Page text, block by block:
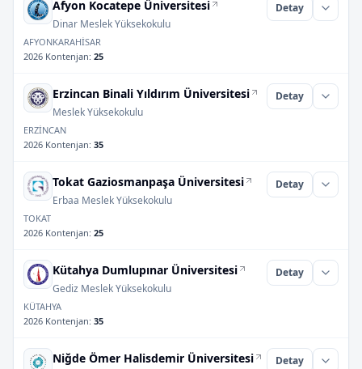
Afyon Kocatepe Üniversitesi
Dinar Meslek Yüksekokulu
Detay
AFYONKARAHİSAR
2026 Kontenjan: 25
Erzincan Binali Yıldırım Üniversitesi
Meslek Yüksekokulu
Detay
ERZİNCAN
2026 Kontenjan: 35
Tokat Gaziosmanpaşa Üniversitesi
Erbaa Meslek Yüksekokulu
Detay
TOKAT
2026 Kontenjan: 25
Kütahya Dumlupınar Üniversitesi
Gediz Meslek Yüksekokulu
Detay
KÜTAHYA
2026 Kontenjan: 35
Niğde Ömer Halisdemir Üniversitesi Detay